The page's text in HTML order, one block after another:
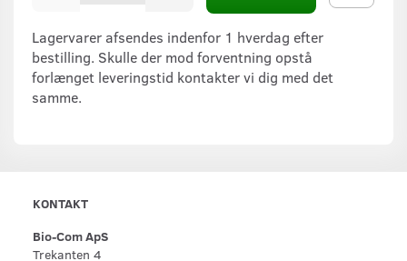
Lagervarer afsendes indenfor 1 hverdag efter
bestilling. Skulle der mod forventning opstå
forlænget leveringstid kontakter vi dig med det
samme.
KONTAKT
Bio-Com ApS
Trekanten 4